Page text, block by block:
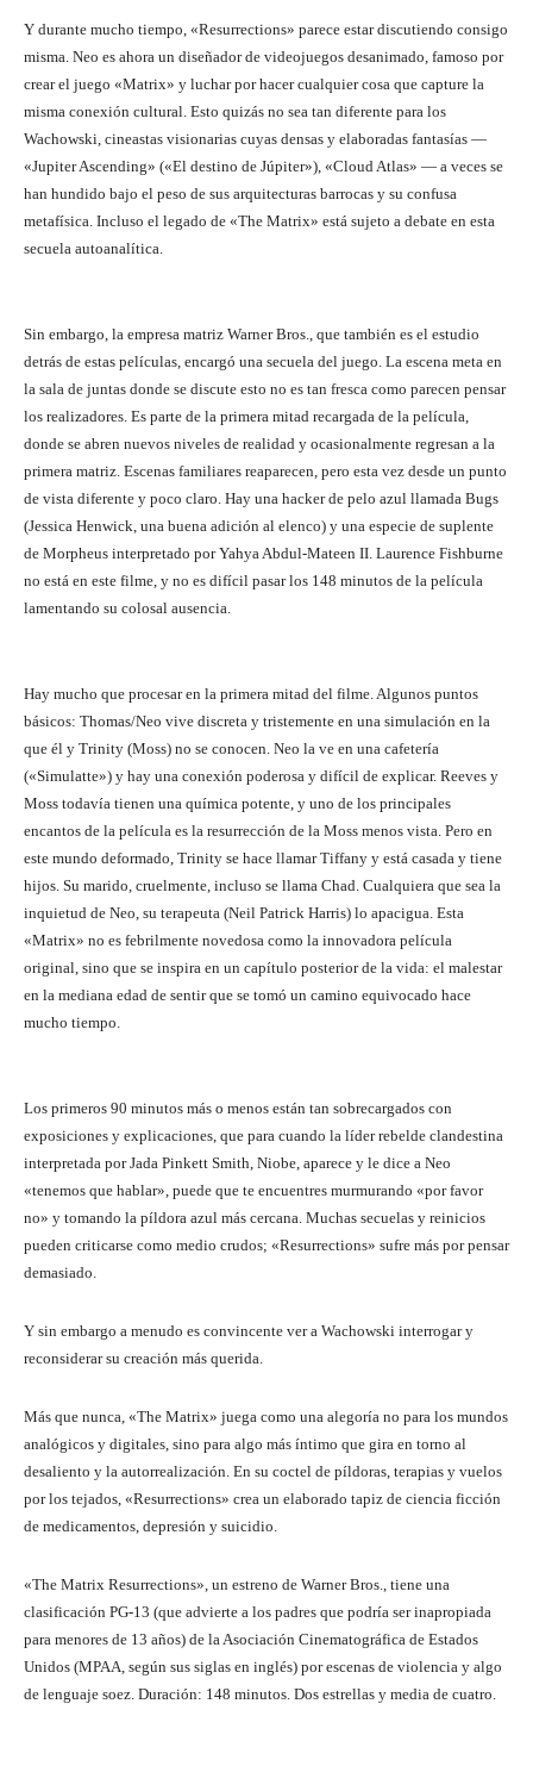
Y durante mucho tiempo, «Resurrections» parece estar discutiendo consigo
misma. Neo es ahora un diseñador de videojuegos desanimado, famoso por
crear el juego «Matrix» y luchar por hacer cualquier cosa que capture la
misma conexión cultural. Esto quizás no sea tan diferente para los
Wachowski, cineastas visionarias cuyas densas y elaboradas fantasías —
«Jupiter Ascending» («El destino de Júpiter»), «Cloud Atlas» — a veces se
han hundido bajo el peso de sus arquitecturas barrocas y su confusa
metafísica. Incluso el legado de «The Matrix» está sujeto a debate en esta
secuela autoanalítica.
Sin embargo, la empresa matriz Warner Bros., que también es el estudio
detrás de estas películas, encargó una secuela del juego. La escena meta en
la sala de juntas donde se discute esto no es tan fresca como parecen pensar
los realizadores. Es parte de la primera mitad recargada de la película,
donde se abren nuevos niveles de realidad y ocasionalmente regresan a la
primera matriz. Escenas familiares reaparecen, pero esta vez desde un punto
de vista diferente y poco claro. Hay una hacker de pelo azul llamada Bugs
(Jessica Henwick, una buena adición al elenco) y una especie de suplente
de Morpheus interpretado por Yahya Abdul-Mateen II. Laurence Fishburne
no está en este filme, y no es difícil pasar los 148 minutos de la película
lamentando su colosal ausencia.
Hay mucho que procesar en la primera mitad del filme. Algunos puntos
básicos: Thomas/Neo vive discreta y tristemente en una simulación en la
que él y Trinity (Moss) no se conocen. Neo la ve en una cafetería
(«Simulatte») y hay una conexión poderosa y difícil de explicar. Reeves y
Moss todavía tienen una química potente, y uno de los principales
encantos de la película es la resurrección de la Moss menos vista. Pero en
este mundo deformado, Trinity se hace llamar Tiffany y está casada y tiene
hijos. Su marido, cruelmente, incluso se llama Chad. Cualquiera que sea la
inquietud de Neo, su terapeuta (Neil Patrick Harris) lo apacigua. Esta
«Matrix» no es febrilmente novedosa como la innovadora película
original, sino que se inspira en un capítulo posterior de la vida: el malestar
en la mediana edad de sentir que se tomó un camino equivocado hace
mucho tiempo.
Los primeros 90 minutos más o menos están tan sobrecargados con
exposiciones y explicaciones, que para cuando la líder rebelde clandestina
interpretada por Jada Pinkett Smith, Niobe, aparece y le dice a Neo
«tenemos que hablar», puede que te encuentres murmurando «por favor
no» y tomando la píldora azul más cercana. Muchas secuelas y reinicios
pueden criticarse como medio crudos; «Resurrections» sufre más por pensar
demasiado.
Y sin embargo a menudo es convincente ver a Wachowski interrogar y
reconsiderar su creación más querida.
Más que nunca, «The Matrix» juega como una alegoría no para los mundos
analógicos y digitales, sino para algo más íntimo que gira en torno al
desaliento y la autorrealización. En su coctel de píldoras, terapias y vuelos
por los tejados, «Resurrections» crea un elaborado tapiz de ciencia ficción
de medicamentos, depresión y suicidio.
«The Matrix Resurrections», un estreno de Warner Bros., tiene una
clasificación PG-13 (que advierte a los padres que podría ser inapropiada
para menores de 13 años) de la Asociación Cinematográfica de Estados
Unidos (MPAA, según sus siglas en inglés) por escenas de violencia y algo
de lenguaje soez. Duración: 148 minutos. Dos estrellas y media de cuatro.